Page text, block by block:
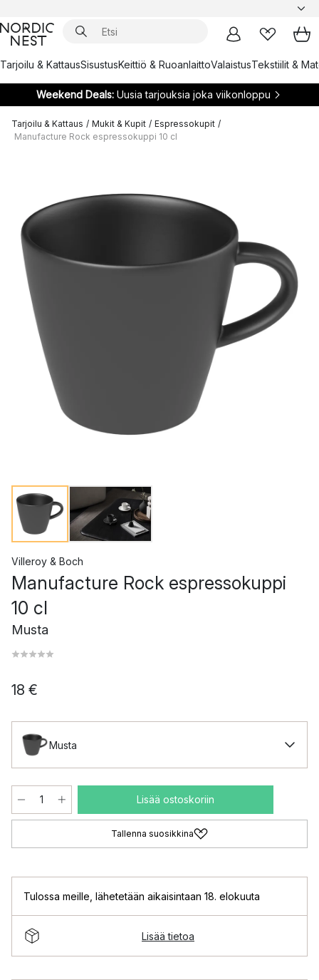
Tarjoilu & KattausSisustusKeittiö & RuoanlaittoValaistusTekstiilit &
Weekend Deals:Uusia tarjouksia joka viikonloppu
Tarjoilu & Kattaus / Mukit & Kupit / Espressokupit /
Manufacture Rock espressokuppi 10 cl
Villeroy & Boch
Manufacture Rock espressokuppi
10 cl
Musta
18 €
Musta
Lisää ostoskoriin
Tallenna suosikkina
Tulossa meille lähetetään aikaisintaan 18. elokuuta
Lisää tietoa